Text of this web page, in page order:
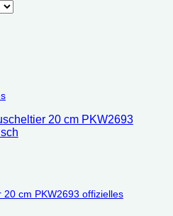
cm PKW2693 offizielles